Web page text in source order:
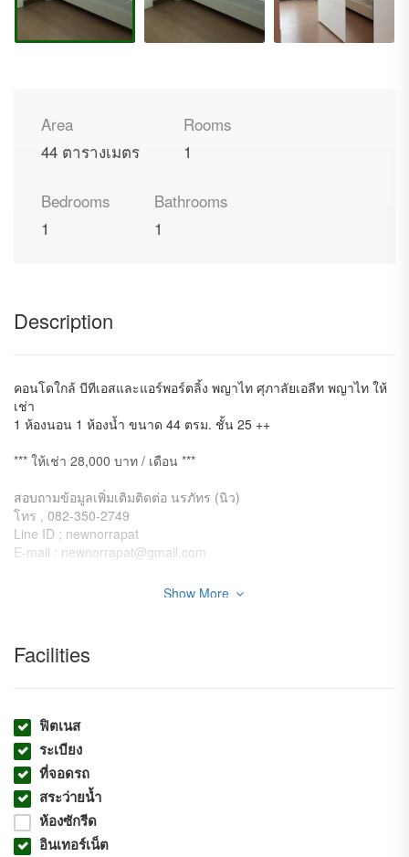
Area
44 ตารางเมตร
Rooms
1
Bedrooms
1
Bathrooms
1
Description
คอนโดใกล้ บีทีเอสและแอร์พอร์ตลิ้ง พญาไท ศุภาลัยเอลีท พญาไท ให้
เช่า
1 ห้องนอน 1 ห้องน้ำ ขนาด 44 ตรม. ชั้น 25 ++
*** ให้เช่า 28,000 บาท / เดือน ***
สอบถามข้อมูลเพิ่มเติมติดต่อ นรภัทร (นิว)
โทร , 082-350-2749
Line ID ; newnorrapat
E-mail : newnorrapat@gmail.com
- อยู่คนละฝั่งกับโรงแรมเก่า (Victory Height พญาไทสูง 40 ชั้น)
- ตำแหน่งดี ไม่ติดลิฟตำแหน่งดีที่สุด ในตึกสำหรับ 1 นอน
- ทิศตะวันออกไม่ร้อน
– สระว่ายน้ำ
– ฟิตเนส,
– สวนพักผ่อนขนาดใหญ่
– Access Card
– รปภ. และ CCTV 24 ชม.
– ระบบป้องกันอัคคีภัย
Show More
Facilities
ฟิตเนส
ระเบียง
ที่จอดรถ
สระว่ายน้ำ
ห้องซักรีด
อินเทอร์เน็ต